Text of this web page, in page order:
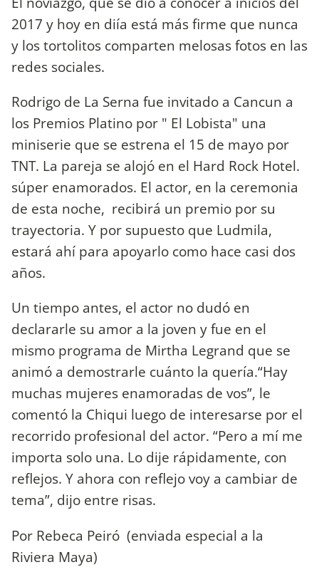
2017 y hoy en diía está más firme que nunca
y los tortolitos comparten melosas fotos en las
redes sociales.
Rodrigo de La Serna fue invitado a Cancun a
los Premios Platino por " El Lobista" una
miniserie que se estrena el 15 de mayo por
TNT. La pareja se alojó en el Hard Rock Hotel.
súper enamorados. El actor, en la ceremonia
de esta noche, recibirá un premio por su
trayectoria. Y por supuesto que Ludmila,
estará ahí para apoyarlo como hace casi dos
años.
Un tiempo antes, el actor no dudó en
declararle su amor a la joven y fue en el
mismo programa de Mirtha Legrand que se
animó a demostrarle cuánto la quería.“Hay
muchas mujeres enamoradas de vos”, le
comentó la Chiqui luego de interesarse por el
recorrido profesional del actor. “Pero a mí me
importa solo una. Lo dije rápidamente, con
reflejos. Y ahora con reflejo voy a cambiar de
tema”, dijo entre risas.
Por Rebeca Peiró (enviada especial a la
Riviera Maya)